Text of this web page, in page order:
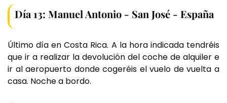
Día 13: Manuel Antonio - San José - España
Último día en Costa Rica. A la hora indicada tendréis
que ir a realizar la devolución del coche de alquiler e
ir al aeropuerto donde cogeréis el vuelo de vuelta a
casa. Noche a bordo.